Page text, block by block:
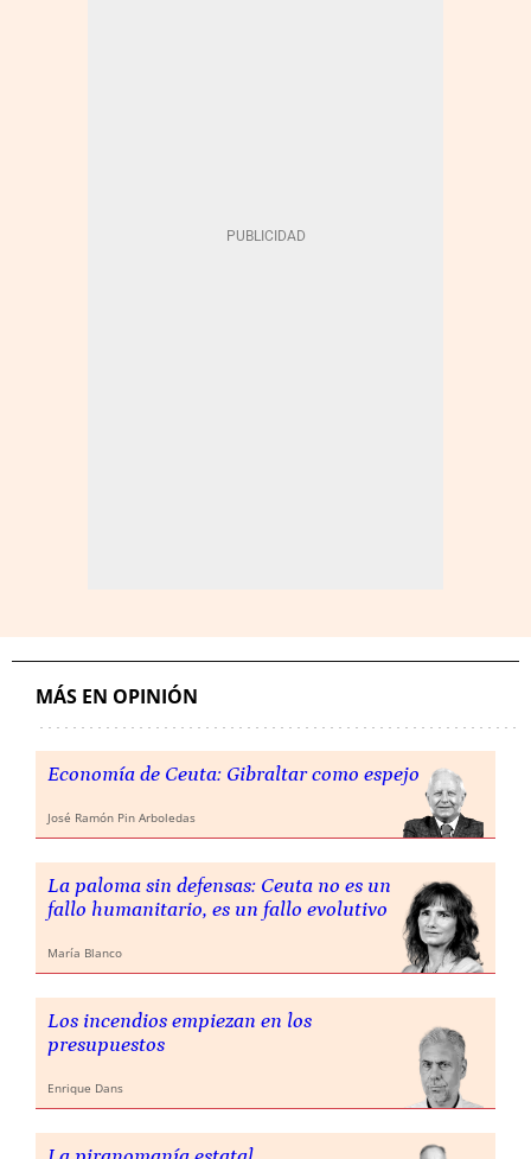
MÁS EN OPINIÓN
Economía de Ceuta: Gibraltar como espejo
José Ramón Pin Arboledas
La paloma sin defensas: Ceuta no es un
fallo humanitario, es un fallo evolutivo
María Blanco
Los incendios empiezan en los
presupuestos
Enrique Dans